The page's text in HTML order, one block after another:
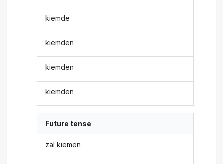
kiemde
kiemden
kiemden
kiemden
Future tense
zal kiemen